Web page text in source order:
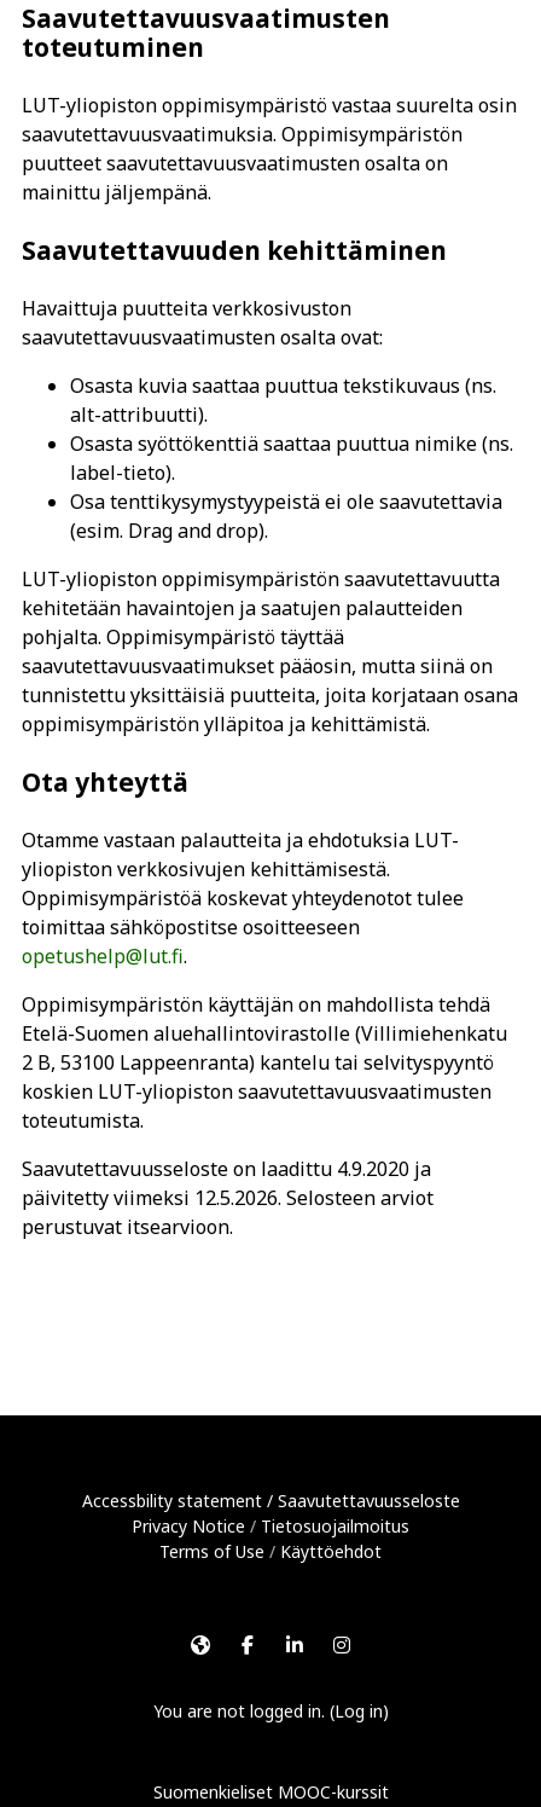
Saavutettavuusvaatimusten
toteutuminen
LUT-yliopiston oppimisympäristö vastaa suurelta osin
saavutettavuusvaatimuksia. Oppimisympäristön
puutteet saavutettavuusvaatimusten osalta on
mainittu jäljempänä.
Saavutettavuuden kehittäminen
Havaittuja puutteita verkkosivuston
saavutettavuusvaatimusten osalta ovat:
Osasta kuvia saattaa puuttua tekstikuvaus (ns.
alt-attribuutti).
Osasta syöttökenttiä saattaa puuttua nimike (ns.
label-tieto).
Osa tenttikysymystyypeistä ei ole saavutettavia
(esim. Drag and drop).
LUT-yliopiston oppimisympäristön saavutettavuutta
kehitetään havaintojen ja saatujen palautteiden
pohjalta. Oppimisympäristö täyttää
saavutettavuusvaatimukset pääosin, mutta siinä on
tunnistettu yksittäisiä puutteita, joita korjataan osana
oppimisympäristön ylläpitoa ja kehittämistä.
Ota yhteyttä
Otamme vastaan palautteita ja ehdotuksia LUT-
yliopiston verkkosivujen kehittämisestä.
Oppimisympäristöä koskevat yhteydenotot tulee
toimittaa sähköpostitse osoitteeseen
opetushelp@lut.fi.
Oppimisympäristön käyttäjän on mahdollista tehdä
Etelä-Suomen aluehallintovirastolle (Villimiehenkatu
2 B, 53100 Lappeenranta) kantelu tai selvityspyyntö
koskien LUT-yliopiston saavutettavuusvaatimusten
toteutumista.
Saavutettavuusseloste on laadittu 4.9.2020 ja
päivitetty viimeksi 12.5.2026. Selosteen arviot
perustuvat itsearvioon.
Accessbility statement/ Saavutettavuusseloste
Privacy Notice / Tietosuojailmoitus
Terms of Use / Käyttöehdot
You are not logged in. (Log in)
Suomenkieliset MOOC-kurssit